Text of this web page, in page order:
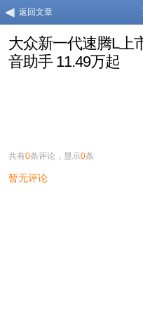
返回文章
大众新一代速腾L上
音助手 11.49万起
共有0条评论，显示0条
暂无评论